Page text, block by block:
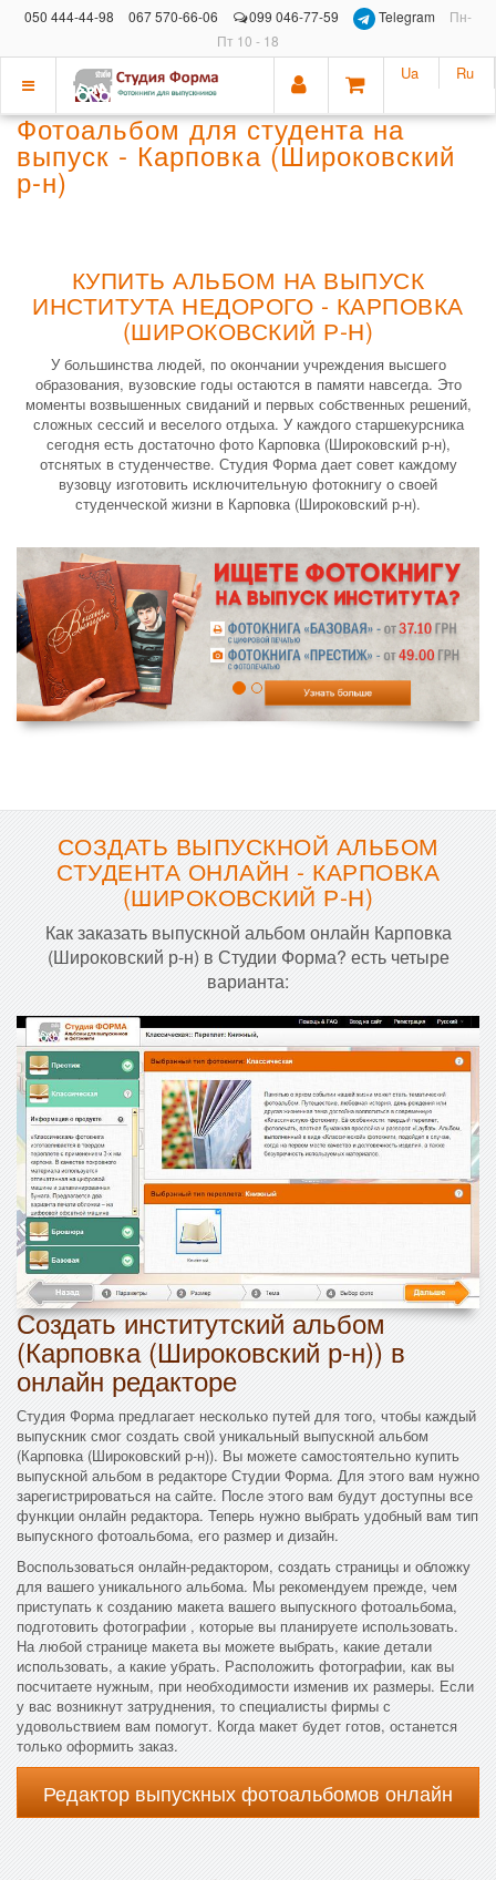
050 444-44-98 067 570-66-06 099 046-77-59 Telegram
Пн-
Пт 10 - 18
Показать
меню
Ua Ru
Фотоальбом для студента на
выпуск - Карповка (Широковский
р-н)
КУПИТЬ АЛЬБОМ НА ВЫПУСК
ИНСТИТУТА НЕДОРОГО - КАРПОВКА
(ШИРОКОВСКИЙ Р-Н)
У большинства людей, по окончании учреждения высшего
образования, вузовские годы остаются в памяти навсегда. Это
моменты возвышенных свиданий и первых собственных решений,
сложных сессий и веселого отдыха. У каждого старшекурсника
сегодня есть достаточно фото Карповка (Широковский р-н),
отснятых в студенчестве. Студия Форма дает совет каждому
вузовцу изготовить исключительную фотокнигу о своей
студенческой жизни в Карповка (Широковский р-н).
СОЗДАТЬ ВЫПУСКНОЙ АЛЬБОМ
СТУДЕНТА ОНЛАЙН - КАРПОВКА
(ШИРОКОВСКИЙ Р-Н)
Как заказать выпускной альбом онлайн Карповка
(Широковский р-н) в Студии Форма? есть четыре
варианта:
Создать институтский альбом
(Карповка (Широковский р-н)) в
онлайн редакторе
Студия Форма предлагает несколько путей для того, чтобы каждый
выпускник смог создать свой уникальный выпускной альбом
(Карповка (Широковский р-н)). Вы можете самостоятельно купить
выпускной альбом в редакторе Студии Форма. Для этого вам нужно
зарегистрироваться на сайте. После этого вам будут доступны все
функции онлайн редактора. Теперь нужно выбрать удобный вам тип
выпускного фотоальбома, его размер и дизайн.
Воспользоваться онлайн-редактором, создать страницы и обложку
для вашего уникального альбома. Мы рекомендуем прежде, чем
приступать к созданию макета вашего выпускного фотоальбома,
подготовить фотографии , которые вы планируете использовать.
На любой странице макета вы можете выбрать, какие детали
использовать, а какие убрать. Расположить фотографии, как вы
посчитаете нужным, при необходимости изменив их размеры. Если
у вас возникнут затруднения, то специалисты фирмы с
удовольствием вам помогут. Когда макет будет готов, останется
только оформить заказ.
Редактор выпускных фотоальбомов онлайн